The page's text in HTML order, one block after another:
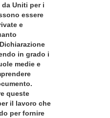
da Uniti per i
essere
e
in grado i
medie e
queste
il lavoro che
per fornire